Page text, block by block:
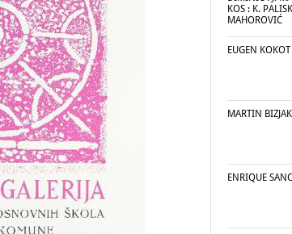
KOS : K.
MAHOROVIĆ
EUGEN KOKOT
MARTIN BIZJAK
ENRIQUE